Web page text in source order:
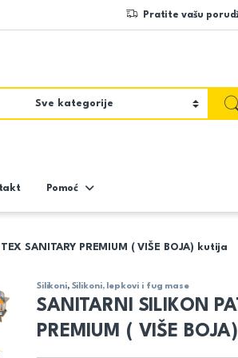
Pratite vašu
Pomoć
SANITARY PREMIUM ( VIŠE BOJA) kutija
Silikoni, Silikoni, lepkovi i fug mase
SANITARNI SILIKON
PREMIUM ( VIŠE